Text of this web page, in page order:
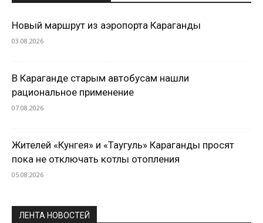
Новый маршрут из аэропорта Караганды
03.08.2026
В Караганде старым автобусам нашли
рациональное применение
07.08.2026
Жителей «Кунгея» и «Таугуль» Караганды просят
пока не отключать котлы отопления
05.08.2026
ЛЕНТА НОВОСТЕЙ